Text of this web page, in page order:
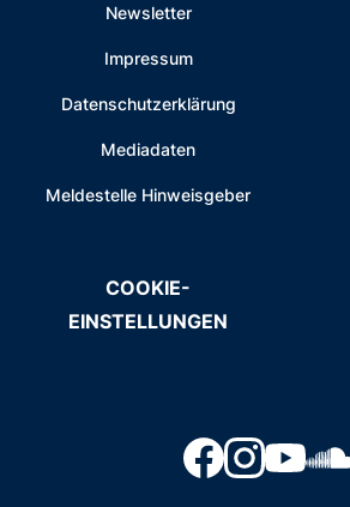
Newsletter
Impressum
Datenschutzerklärung
Mediadaten
Meldestelle Hinweisgeber
COOKIE-
EINSTELLUNGEN